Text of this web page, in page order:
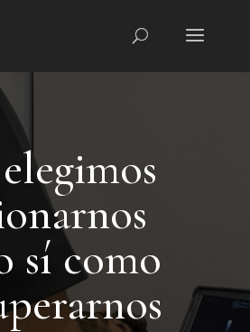
sí como